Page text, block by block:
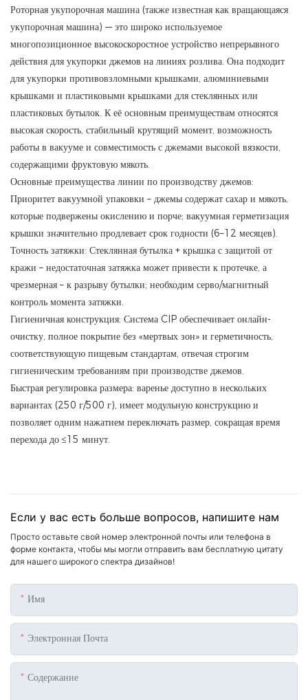
Роторная укупорочная машина (также известная как вращающаяся
укупорочная машина) — это широко используемое
многопозиционное высокоскоростное устройство непрерывного
действия для укупорки джемов на линиях розлива. Она подходит
для укупорки противовзломными крышками, алюминиевыми
крышками и пластиковыми крышками для стеклянных или
пластиковых бутылок. К её основным преимуществам относятся
высокая скорость, стабильный крутящий момент, возможность
работы в вакууме и совместимость с джемами высокой вязкости,
содержащими фруктовую мякоть.
Основные преимущества линии по производству джемов:
Приоритет вакуумной упаковки – джемы содержат сахар и мякоть,
которые подвержены окислению и порче; вакуумная герметизация
крышки значительно продлевает срок годности (6–12 месяцев).
Точность затяжки: Стеклянная бутылка + крышка с защитой от
кражи – недостаточная затяжка может привести к протечке, а
чрезмерная – к разрыву бутылки; необходим серво/магнитный
контроль момента затяжки.
Гигиеничная конструкция: Система CIP обеспечивает онлайн-
очистку, полное покрытие без «мертвых зон» и герметичность,
соответствующую пищевым стандартам, отвечая строгим
гигиеническим требованиям при производстве джемов.
Быстрая регулировка размера: варенье доступно в нескольких
вариантах (250 г/500 г), имеет модульную конструкцию и
позволяет одним нажатием переключать размер, сокращая время
перехода до ≤15 минут.
Если у вас есть больше вопросов, напишите нам
Просто оставьте свой номер электронной почты или телефона в
форме контакта, чтобы мы могли отправить вам бесплатную цитату
для нашего широкого спектра дизайнов!
Имя
Электронная Почта
Содержание